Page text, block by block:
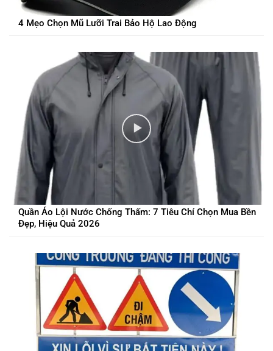
4 Mẹo Chọn Mũ Lưỡi Trai Bảo Hộ Lao Động
Quần Áo Lội Nước Chống Thấm: 7 Tiêu Chí Chọn Mua Bền
Đẹp, Hiệu Quả 2026